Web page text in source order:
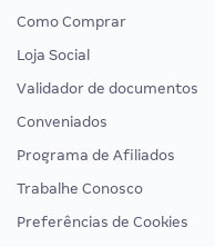
Como Comprar
Loja Social
Validador de documentos
Conveniados
Programa de Afiliados
Trabalhe Conosco
Preferências de Cookies